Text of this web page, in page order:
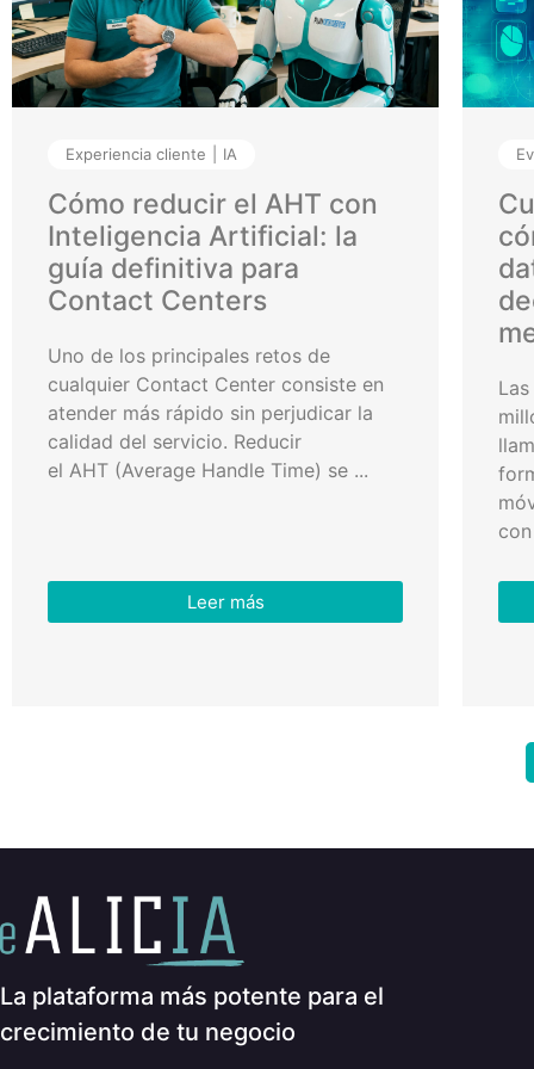
Experiencia cliente IA
Cómo reducir el AHT con
Inteligencia Artificial: la
guía definitiva para
Contact Centers
Uno de los principales retos de
cualquier Contact Center consiste en
atender más rápido sin perjudicar la
calidad del servicio. Reducir
el AHT (Average Handle Time) se ...
Leer más
La plataforma más potente para el
crecimiento de tu negocio